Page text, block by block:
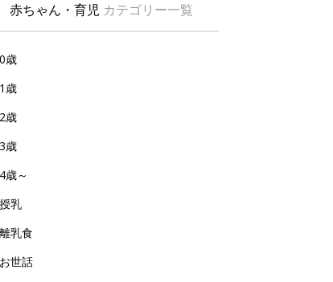
赤ちゃん・育児 カテゴリー一覧
0歳
1歳
2歳
3歳
4歳～
授乳
離乳食
お世話